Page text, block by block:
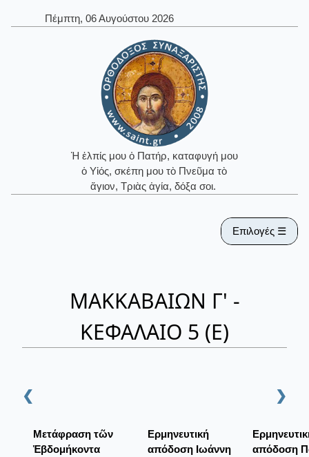
Πέμπτη, 06 Αυγούστου 2026
Ἡ ἐλπίς μου ὁ Πατήρ, καταφυγή μου
ὁ Υἱός, σκέπη μου τὸ Πνεῦμα τὸ
ἅγιον, Τριὰς ἁγία, δόξα σοι.
Επιλογές ☰
ΜΑΚΚΑΒΑΙΩΝ Γ' -
ΚΕΦΑΛΑΙΟ 5 (Ε)
❮ ❯
Μετάφραση τῶν
Ἑβδομήκοντα
Ερμηνευτική
απόδοση Ιωάννη
απόδοση